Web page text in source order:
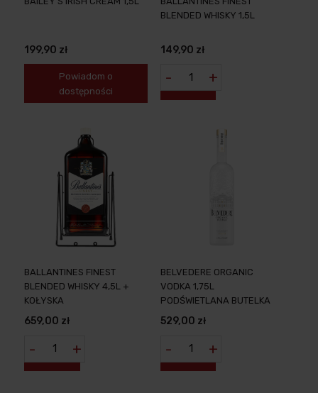
199,90 zł
Powiadom o
dostępności
BLENDED WHISKY 1,5L
149,90 zł
- +
BALLANTINES FINEST
BLENDED WHISKY 4,5L +
KOŁYSKA
659,00 zł
- +
BELVEDERE ORGANIC
VODKA 1,75L
PODŚWIETLANA BUTELKA
529,00 zł
- +